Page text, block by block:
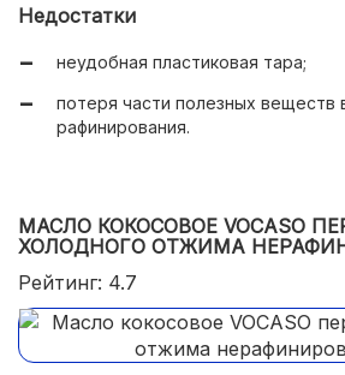
доступная цена.
Недостатки
неудобная пластиковая тара;
потеря части полезных веществ
рафинирования.
МАСЛО КОКОСОВОЕ VOCASO
ХОЛОДНОГО ОТЖИМА
Рейтинг: 4.7